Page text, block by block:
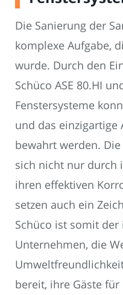
Die Sanierung der
komplexe Aufgabe,
wurde. Durch den
Schüco ASE 80.HI
Fenstersysteme
und das einzigartige
bewahrt werden.
sich nicht nur durch
ihren effektiven
setzen auch ein
Schüco ist somit
Unternehmen, die
bereit, ihre Gäste